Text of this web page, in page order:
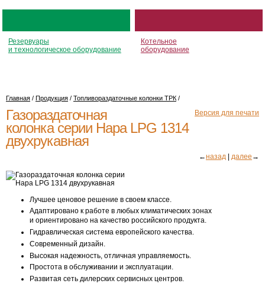
Резервуары
и технологическое оборудование
Котельное
оборудование
Главная / Продукция / Топливораздаточные колонки ТРК /
Версия для печати
Газораздаточная
колонка серии Нара LPG 1314
двухрукавная
←назад | далее →
Лучшее ценовое решение в своем классе.
Адаптировано к работе в любых климатических зонах
и ориентировано на качество российского продукта.
Гидравлическая система европейского качества.
Современный дизайн.
Высокая надежность, отличная управляемость.
Простота в обслуживании и эксплуатации.
Развитая сеть дилерских сервисных центров.